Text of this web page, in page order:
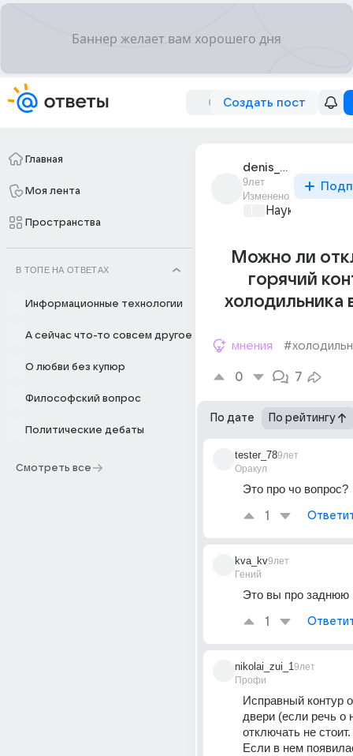
Создать пост
Главная
Моя лента
Пространства
В ТОПЕ НА ОТВЕТАХ
Информационные технологии
А сейчас что-то совсем другое
О любви без купюр
Философский вопрос
Политические дебаты
Смотреть все
denis_chelochev_2
9лет
Изменено
Наука
Можно ли
горячий
холодильника
мнения
0 7
По дате По рейтингу
tester_78
Оракул
9лет
Это про чо вопрос?
1
kva_kv
Гений
9лет
Это вы про заднюю
1
nikolai_zui_1
Профи
9лет
Исправный контур
двери (если речь о
отключать не стоит.
Если в нем